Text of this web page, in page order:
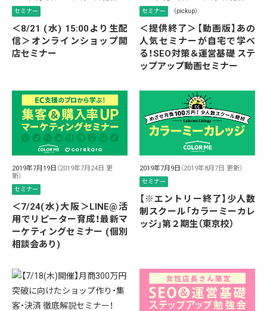
セミナー
＜8/21 (水) 15:00より生配
信＞オンラインショップ開
店セミナー
セミナー （pickup）
＜提供終了＞【動画版】あの
人気セミナーが自宅で学べ
る！SEO対策＆運営基礎 ステ
ップアップ動画セミナー
2019年7月19日 （2019年7月24日 更
新）
セミナー
＜7/24(水)大阪＞LINE@活
用でリピーター育成！最新マ
ーケティングセミナー (個別
相談会あり)
2019年7月9日 （2019年8月7日 更新）
セミナー
【※エントリー終了】少人数
制スクール「カラーミーカレ
ッジ」第２期生（東京校）